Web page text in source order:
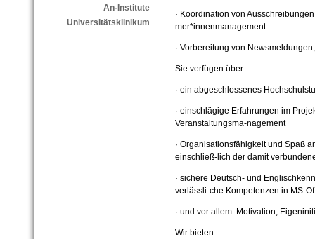
An-Institute
Universitätsklinikum
· Koordination von
mer*innenmanagement
· Vorbereitung von
Sie verfügen über
· ein abgeschlossenes
· einschlägige Erfahrungen im
Veranstaltungsma-nagement
· Organisationsfähigkeit und Spaß
einschließ-lich der damit
· sichere Deutsch- und
verlässli-che Kompetenzen in MS-
· und vor allem: Motivation,
Wir bieten: